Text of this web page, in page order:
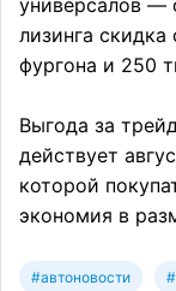
универсалов —
лизинга
фургона и 250
Выгода за
действует
которой
экономия в
#автоновости